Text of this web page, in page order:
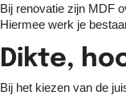
Bij renovatie zijn MDF
Hiermee werk je
Dikte,
Bij het kiezen van de